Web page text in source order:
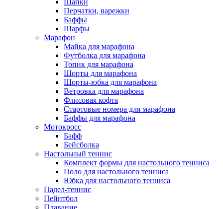
Перчатки, варежки
Баффы
Шарфы
Марафон
Майка для марафона
Футболка для марафона
Топик для марафона
Шорты для марафона
Шорты-юбка для марафона
Ветровка для марафона
Флисовая кофта
Стартовые номера для марафона
Баффы для марафона
Мотокросс
Бафф
Бейсболка
Настольный теннис
Комплект формы для настольного тенниса
Поло для настольного тенниса
Юбка для настольного тенниса
Падел-теннис
Пейнтбол
Плавание